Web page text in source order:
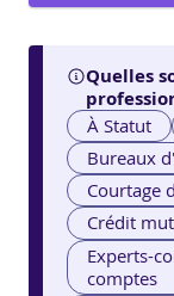
Quelles
À Statut
Bureaux
Courtage
Crédit
Experts-
comptes